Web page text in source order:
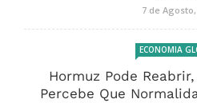
7 de Agosto,
ECONOMIA
Hormuz Pode
Percebe Que